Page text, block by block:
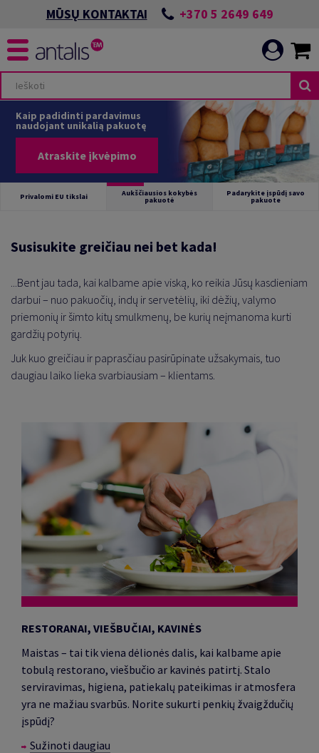
MŪSŲ KONTAKTAI +370 5 2649 649
Kaip padidinti pardavimus
naudojant unikalią pakuotę
Atraskite įkvėpimo
Privalomi EU tikslai Aukščiausios kokybės
pakuotė
Padarykite įspūdį savo
pakuote
Susisukite greičiau nei bet kada!
...Bent jau tada, kai kalbame apie viską, ko reikia Jūsų kasdieniam
darbui – nuo pakuočių, indų ir servetėlių, iki dėžių, valymo
priemonių ir šimto kitų smulkmenų, be kurių neįmanoma kurti
gardžių potyrių.
Juk kuo greičiau ir paprasčiau pasirūpinate užsakymais, tuo
daugiau laiko lieka svarbiausiam – klientams.
RESTORANAI, VIEŠBUČIAI, KAVINĖS
Maistas – tai tik viena dėlionės dalis, kai kalbame apie
tobulą restorano, viešbučio ar kavinės patirtį. Stalo
serviravimas, higiena, patiekalų pateikimas ir atmosfera
yra ne mažiau svarbūs. Norite sukurti penkių žvaigždučių
įspūdį?
Sužinoti daugiau